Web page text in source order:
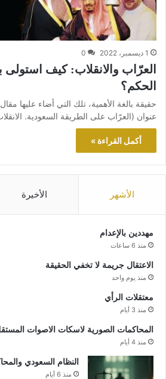
1 ديسمبر، 2022 0
العرّاب والانقلاب: كيف
الحكم؟
حقيقة بالغة الأهمية، تلك التي أضاء عليها
عنوان (العرّاب على الطريقة السعودية.
أكمل القراءة »
الأشهر الأخيرة
مهددين بالإعدام
منذ 6 ساعات
الاعتقال جريمة لا تخفي الحقيقة
منذ يوم واحد
معتقلات الرأي
منذ 3 أيام
المحاكمات الصورية لاسكات الاصوات
منذ 4 أيام
النظام السعودي
منذ 6 أيام